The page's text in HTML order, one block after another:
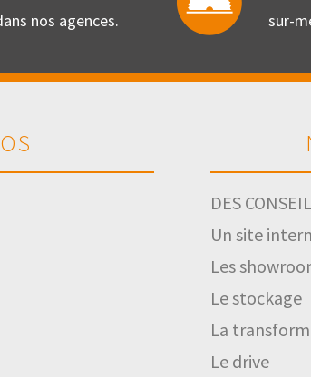
nos agences. sur-
DES
Un site
Les
Le stockage
La
Le drive